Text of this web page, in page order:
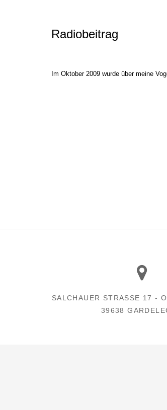
Radiobeitrag
Im Oktober 2009 wurde über meine
SALCHAUER STRASSE 17 -
9638